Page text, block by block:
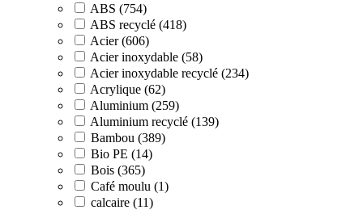
ABS (754)
ABS recyclé (418)
Acier (606)
Acier inoxydable (58)
Acier inoxydable recyclé (234)
Acrylique (62)
Aluminium (259)
Aluminium recyclé (139)
Bambou (389)
Bio PE (14)
Bois (365)
Café moulu (1)
calcaire (11)